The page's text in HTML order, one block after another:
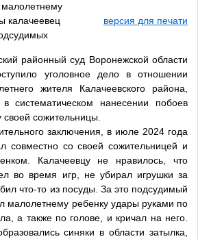
калачеевец
версия для печати
районный суд Воронежской области
уголовное дело в отношении
жителя Калачеевского района,
систематическом нанесении побоев
сожительницы.
заключения, в июле 2024 года
совместно со своей сожительницей и
Калачеевцу не нравилось, что
во время игр, не убирал игрушки за
что-то из посуды. За это подсудимый
малолетнему ребенку удары руками по
а также по голове, и кричал на него.
синяки в области затылка,